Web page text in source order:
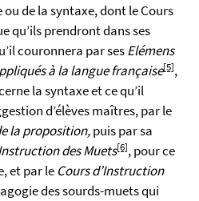
de la syntaxe, dont le Cours
qu’ils prendront dans ses
couronnera par sesElémens
à la langue française[5],
la syntaxe et ce qu’il
d’élèves maîtres, par le
la proposition,puis par sa
des Muets[6], pour ce
et par le Cours d’Instruction
des sourds-muets qui